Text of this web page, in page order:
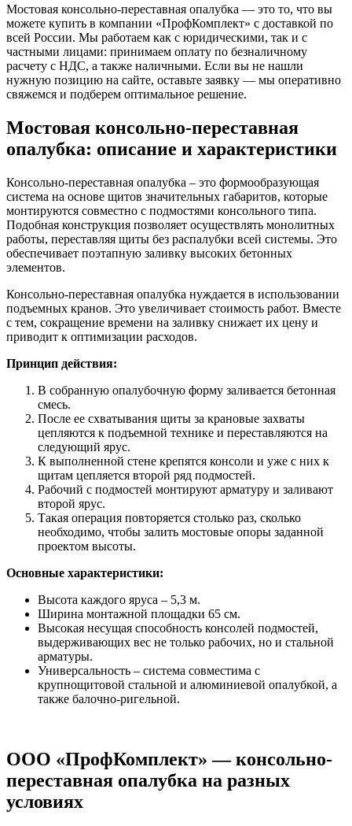
Мостовая консольно-переставная опалубка — это то, что вы
можете купить в компании «ПрофКомплект» с доставкой по
всей России. Мы работаем как с юридическими, так и с
частными лицами: принимаем оплату по безналичному
расчету с НДС, а также наличными. Если вы не нашли
нужную позицию на сайте, оставьте заявку — мы оперативно
свяжемся и подберем оптимальное решение.
Мостовая консольно-переставная
опалубка: описание и характеристики
Консольно-переставная опалубка – это формообразующая
система на основе щитов значительных габаритов, которые
монтируются совместно с подмостями консольного типа.
Подобная конструкция позволяет осуществлять монолитных
работы, переставляя щиты без распалубки всей системы. Это
обеспечивает поэтапную заливку высоких бетонных
элементов.
Консольно-переставная опалубка нуждается в использовании
подъемных кранов. Это увеличивает стоимость работ. Вместе
с тем, сокращение времени на заливку снижает их цену и
приводит к оптимизации расходов.
Принцип действия:
В собранную опалубочную форму заливается бетонная
смесь.
После ее схватывания щиты за крановые захваты
цепляются к подъемной технике и переставляются на
следующий ярус.
К выполненной стене крепятся консоли и уже с них к
щитам цепляется второй ряд подмостей.
Рабочий с подмостей монтируют арматуру и заливают
второй ярус.
Такая операция повторяется столько раз, сколько
необходимо, чтобы залить мостовые опоры заданной
проектом высоты.
Основные характеристики:
Высота каждого яруса – 5,3 м.
Ширина монтажной площадки 65 см.
Высокая несущая способность консолей подмостей,
выдерживающих вес не только рабочих, но и стальной
арматуры.
Универсальность – система совместима с
крупнощитовой стальной и алюминиевой опалубкой, а
также балочно-ригельной.
ООО «ПрофКомплект» — консольно-
переставная опалубка на разных
условиях